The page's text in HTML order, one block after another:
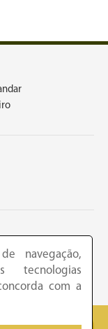
© todos os
navegação,
tecnologias
com a